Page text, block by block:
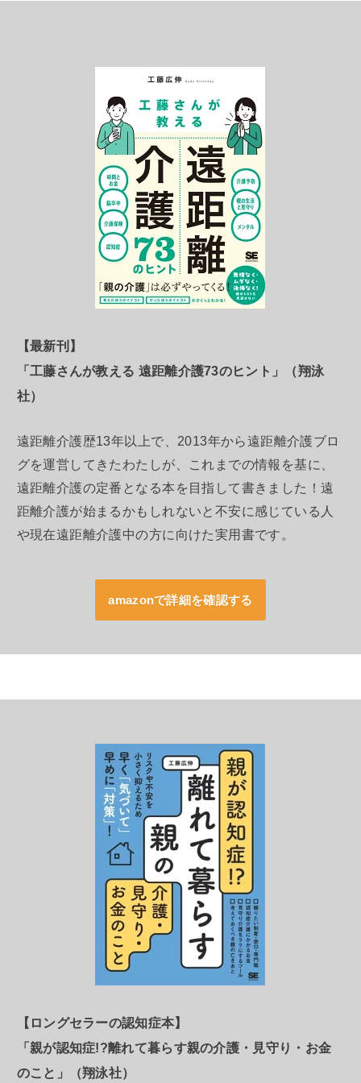
【最新刊】
「工藤さんが教える 遠距離介護73のヒント」（翔泳
社）
遠距離介護歴13年以上で、2013年から遠距離介護ブロ
グを運営してきたわたしが、これまでの情報を基に、
遠距離介護の定番となる本を目指して書きました！遠
距離介護が始まるかもしれないと不安に感じている人
や現在遠距離介護中の方に向けた実用書です。
amazonで詳細を確認する
【ロングセラーの認知症本】
「親が認知症!?離れて暮らす親の介護・見守り・お金
のこと」（翔泳社）